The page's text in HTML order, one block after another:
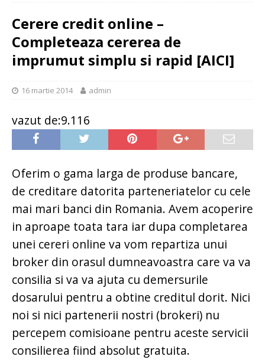
Cerere credit online –
Completeaza cererea de
imprumut simplu si rapid [AICI]
16 martie 2014 admin
vazut de:9.116
Oferim o gama larga de produse bancare,
de creditare datorita parteneriatelor cu cele
mai mari banci din Romania. Avem acoperire
in aproape toata tara iar dupa completarea
unei cereri online va vom repartiza unui
broker din orasul dumneavoastra care va va
consilia si va va ajuta cu demersurile
dosarului pentru a obtine creditul dorit. Nici
noi si nici partenerii nostri (brokeri) nu
percepem comisioane pentru aceste servicii
consilierea fiind absolut gratuita.